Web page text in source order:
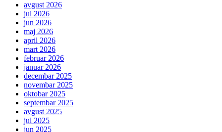
avgust 2026
jul 2026
jun 2026
maj 2026
april 2026
mart 2026
februar 2026
januar 2026
decembar 2025
novembar 2025
oktobar 2025
septembar 2025
avgust 2025
jul 2025
jun 2025